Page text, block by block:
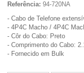
Referência: 94-720NA
- Cabo de Telefone
- 4P4C Macho / 4P4C
- Côr do Cabo: Preto
- Comprimento do Cabo:
- Fornecido em Bulk